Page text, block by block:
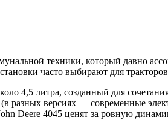
техники, который давно
часто выбирают для
4,5 литра, созданный для
разных версиях — современные
Deere 4045 ценят за ровную